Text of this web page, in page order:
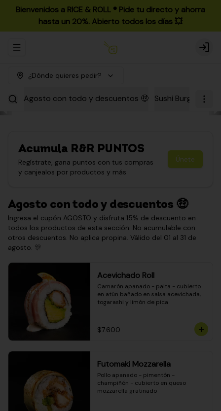
Bienvenidos a RICE & ROLL ®️ Pide tu directo y ahorra
hasta un 20%. Abierto todos los días 💥
Abrir menu de navegación Login
¿Dónde quieres pedir?
Agosto con todo y descuentos 🤑 Sushi Burgers
Acumula R&R PUNTOS
Regístrate, gana puntos con tus compras
y canjealos por productos y más
Únete
Agosto con todo y descuentos 🤑
Ingresa el cupón AGOSTO y disfruta 15% de descuento en
todos los productos de esta sección. No acumulable con
otros descuentos. No aplica propina. Válido del 01 al 31 de
agosto. 🎊
Acevichado Roll
Camarón apanado - palta - cubierto
en atún bañado en salsa acevichada,
togarashi y limón de pica
$7.600
Futomaki Mozzarella
Pollo apanado - pimentón -
champiñón - cubierto en queso
mozzarella gratinado